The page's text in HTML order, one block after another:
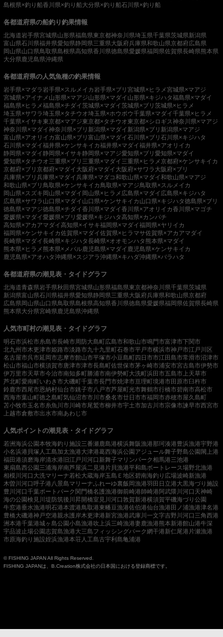
島根県×釣り船香川県×釣り船大分県×釣り船石川県×釣り船
各都道府県の船釣り釣果情報
北海道岩手県宮城県山形県福島県東京都神奈川県埼玉県千葉県茨城県新潟県
富山県石川県福井県愛知県静岡県三重県大阪府兵庫県和歌山県京都府広島県
岡山県山口県鳥取県島根県高知県香川県徳島県愛媛県福岡県佐賀県長崎県熊本県
大分県鹿児島県沖縄県
各都道府県の人気魚種の釣果情報
岩手県×マダラ岩手県×スルメイカ岩手県×ブリ 宮城県×ヒラメ宮城県×マアジ
宮城県×アイナメ 山形県×マアジ山形県×マダイ 山形県×キジハタ福島県×マダイ
福島県×ヒラメ福島県×チダイ茨城県×マダイ茨城県×ブリ 茨城県×ヒラメ
埼玉県×サワラ埼玉県×タチウオ埼玉県×ホウボウ千葉県×マダイ千葉県×ヒラメ
千葉県×イサキ東京都×マアジ東京都×タチウオ東京都×シロギス神奈川県×マアジ
神奈川県×マダイ神奈川県×ブリ 新潟県×マダイ 新潟県×ブリ 新潟県×マアジ
富山県×アオリイカ富山県×ブリ 富山県×マダイ石川県×ブリ 石川県×キジハタ
石川県×マダイ福井県×ケンサキイカ福井県×マダイ福井県×アオリイカ
静岡県×マダイ 静岡県×イサキ静岡県×マアジ愛知県×ブリ 愛知県×マダイ
愛知県×タチウオ三重県×ブリ 三重県×マダイ 三重県×ヒラメ京都府×ケンサキイカ
京都府×ブリ 京都府×マダイ 大阪府×マダイ 大阪府×サワラ 大阪府×ブリ
兵庫県×ブリ 兵庫県×マダイ兵庫県×マダコ和歌山県×マダイ和歌山県×マアジ
和歌山県×ブリ 鳥取県×ケンサキイカ鳥取県×マアジ鳥取県×スルメイカ
岡山県×スズキ 岡山県×マダイ 岡山県×ヒラメ 広島県×マダイ 広島県×キジハタ
広島県×サワラ 山口県×マダイ 山口県×ケンサキイカ 山口県×キジハタ徳島県×ブリ
徳島県×マアジ徳島県×チダイ香川県×マダイ香川県×アオリイカ香川県×マゴチ
愛媛県×マダイ愛媛県×ブリ 愛媛県×キジハタ高知県×カンパチ
高知県×アカアマダイ高知県×イサキ福岡県×マダイ福岡県×ヤリイカ
福岡県×ケンサキイカ佐賀県×マダイ佐賀県×ヒラマサ佐賀県×アカアマダイ
長崎県×マダイ長崎県×キジハタ長崎県×オオモンハタ 熊本県×マダイ
熊本県×ヒラメ 熊本県×メバル鹿児島県×マダイ 鹿児島県×ケンサキイカ
鹿児島県×アオハタ沖縄県×スジアラ沖縄県×キハダ沖縄県×バラハタ
各都道府県の潮見表・タイドグラフ
北海道青森県岩手県秋田県宮城県山形県福島県東京都神奈川県千葉県茨城県
新潟県富山県石川県福井県愛知県静岡県三重県大阪府兵庫県和歌山県京都府
広島県岡山県山口県鳥取県島根県高知県香川県徳島県愛媛県福岡県佐賀県長崎県
熊本県大分県宮崎県鹿児島県沖縄県
人気市町村の潮見表・タイドグラフ
明石市浜松市糸島市長崎市周防大島町広島市和歌山市鳴門市富津市下関市
北九州市木更津市姫路市淡路市九十九里町石巻市平戸市横浜市神戸市江戸川区
名古屋市呉市延岡市志摩市館山市平塚市小豆島町四日市市江田島市常滑市沼津市
松山市福山市横須賀市唐津市津市長島町佐世保市茅ヶ崎市浦安市宮古島市伊勢市
伊万里市天草市今治市南知多町勝浦市南伊勢町大洗町浜田市五島市 上天草市
芦北町愛南町いわき市大磯町千葉市長門市焼津市亘理町境港市田原市臼杵市
鈴鹿市西尾市恩納村仙台市銚子市八戸市芦屋町光市舞鶴市行橋市碧南市高松市
西海市葉山町徳之島町気仙沼市市川市桑名市廿日市市福岡市赤穂市屋久島町
苫小牧市玉名市糸魚川市川崎市尾鷲市柳井市宇土市加古川市宗像市諫早市西宮市
上越市倉敷市出水市南あわじ市
人気ポイントの潮見表・タイドグラフ
若洲海浜公園本牧海釣り施設三番瀬鹿島港横浜舞阪漁港那珂湊港豊浜漁港宇野港
小名浜港 貝塚人工島加太漁港大津港葛西海浜公園 アジュール舞子野島公園 閖上港
福田港須磨海岸清水港 旧江戸川河口 新舞子マリンパーク相馬港三池港
東扇島西公園 三浦海岸南芦屋浜二見港 片貝漁港平和島ボートレース場野北漁港
相模川河口 大洗マリーナ若松大蔵海岸玉島Ｅ地区碧南海釣り広場波崎新漁港
木曽川河口呼子港八景島マリーナふれーゆ裏飯岡漁港羽田 日立港大黒海づり施設
豊川河口千葉ポートパーク 関門橋名護漁港御前崎港師崎港 阿武隈川河口 天神崎
海の公園検見川堤防筑後川昇開橋室見川河口敦賀新港横須賀平磯海づり公園
牛窓港垂水漁港明石港本渡港鳥取港東幡豆漁港佐伯港仙台漁港 田ノ浦漁港津名港
豊橋大磯港神戸空港親水護岸木更津港新宮漁港武庫川一文字吉野川河口 三角西港
洲本港千葉港城ヶ島公園小島漁港吹上浜三崎漁港妻鹿漁港熊本新港館山港牛深
宇品波止場公園志賀島漁港大三島フィッシングパーク網干港新仁尾港 片瀬漁港
市原海釣り施設姪浜漁港本荘人工島古宇利島亀浦港
© FISHING JAPAN All Rights Reserved.
FISHING JAPANは、B.Creation株式会社の日本国における登録商標です。